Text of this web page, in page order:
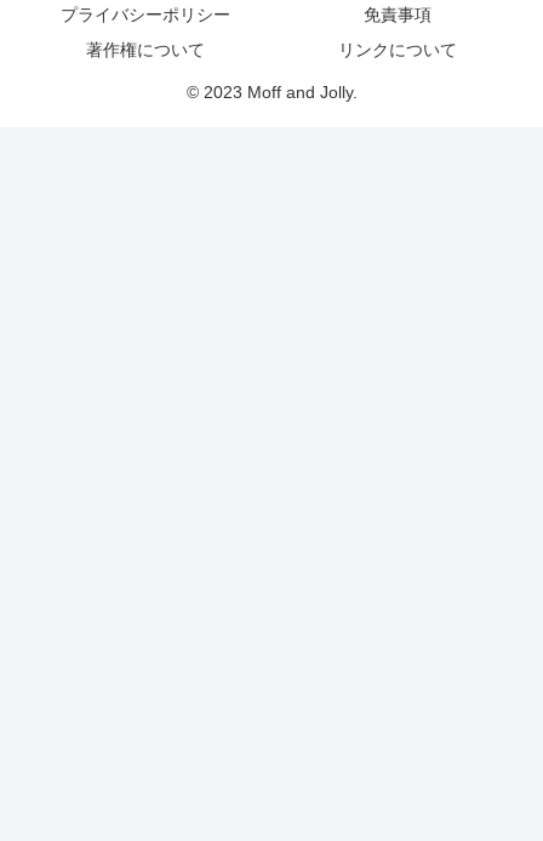
プライバシーポリシー
免責事項
著作権について
リンクについて
© 2023 Moff and Jolly.